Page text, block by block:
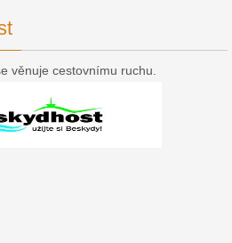
věnuje cestovnímu ruchu.